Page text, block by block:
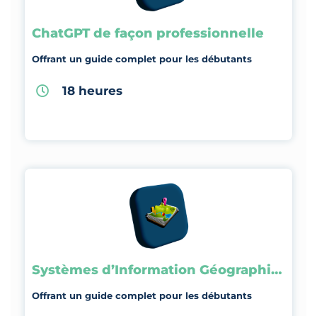
ChatGPT de façon professionnelle
Offrant un guide complet pour les débutants
18 heures
Systèmes d’Information Géographique
Offrant un guide complet pour les débutants